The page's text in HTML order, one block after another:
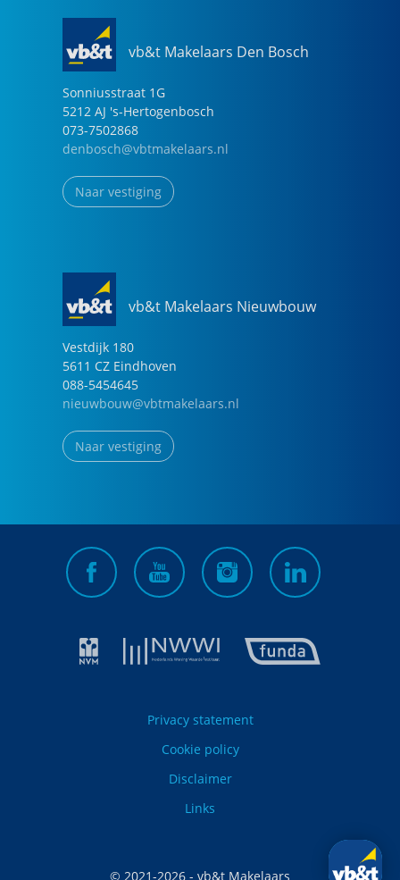
vb&t Makelaars Den Bosch
Sonniusstraat 1G
5212 AJ 's-Hertogenbosch
073-7502868
denbosch@vbtmakelaars.nl
Naar vestiging
vb&t Makelaars Nieuwbouw
Vestdijk 180
5611 CZ Eindhoven
088-5454645
nieuwbouw@vbtmakelaars.nl
Naar vestiging
Privacy statement
Cookie policy
Disclaimer
Links
© 2021-2026 - vb&t Makelaars